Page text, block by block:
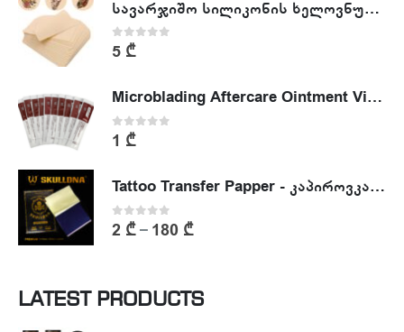
სავარჯიშო სილიკონის ხელოვნური კანი - Tattoo Practike skin
0out of 5
5 ₾
Microblading Aftercare Ointment Vitamin A&D
0 out of 5
1 ₾
Tattoo Transfer Papper - კაპიროვკა - ტატუს ესკიზის კოპირების ქაღალდი
0out of 5
2 ₾– 180 ₾
LATEST PRODUCTS